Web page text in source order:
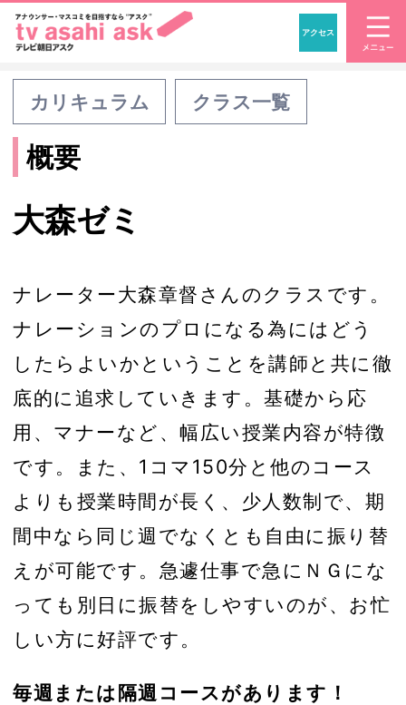
「アナウンサー・マ
アクセス
カリキュラム クラス一覧
概要
大森ゼミ
ナレーター大森章督さんのクラスです。
ナレーションのプロになる為にはどう
したらよいかということを講師と共に徹
底的に追求していきます。基礎から応
用、マナーなど、幅広い授業内容が特徴
です。また、1コマ150分と他のコース
よりも授業時間が長く、少人数制で、期
間中なら同じ週でなくとも自由に振り替
えが可能です。急遽仕事で急にＮＧにな
っても別日に振替をしやすいのが、お忙
しい方に好評です。
毎週または隔週コースがあります！